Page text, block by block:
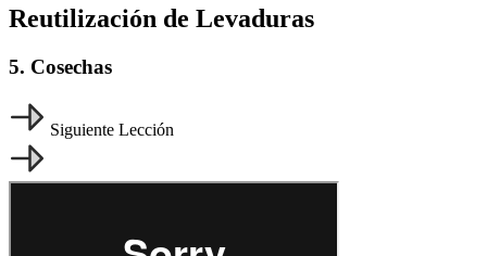
Reutilización de Levaduras
5. Cosechas
Siguiente Lección